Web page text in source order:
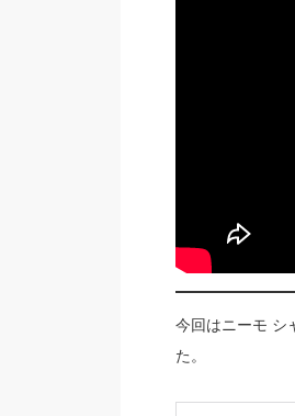
今回はニーモ シ
た。